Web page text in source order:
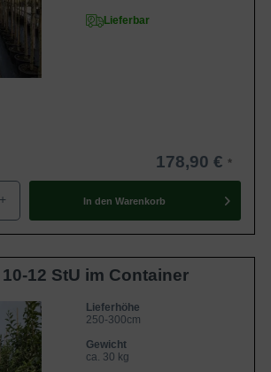
Lieferbar
178,90 €
+ In den Warenkorb
12 StU im Container
Lieferhöhe
250-300cm
Gewicht
ca. 30 kg